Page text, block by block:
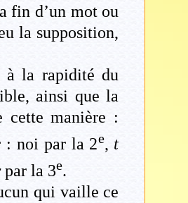
fin d’un mot ou
la supposition,
à la rapidité du
ainsi que la
cette manière :
: noi par la 2e, t
par la 3e.
qui vaille ce